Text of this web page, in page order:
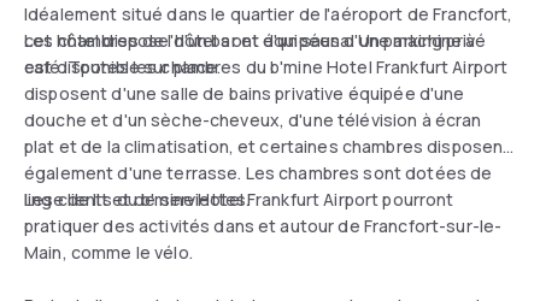
Idéalement situé dans le quartier de l'aéroport de Francfort,
cet hôtel dispose d'un bar et d'un sauna. Un parking privé
est disponible sur place.
Les chambres de l'hôtel sont équipées d'une machine à
café. Toutes les chambres du b'mine Hotel Frankfurt Airport
disposent d'une salle de bains privative équipée d'une
douche et d'un sèche-cheveux, d'une télévision à écran
plat et de la climatisation, et certaines chambres disposent
également d'une terrasse. Les chambres sont dotées de
linge de lit et de serviettes.
Les clients du b'mine Hotel Frankfurt Airport pourront
pratiquer des activités dans et autour de Francfort-sur-le-
Main, comme le vélo.